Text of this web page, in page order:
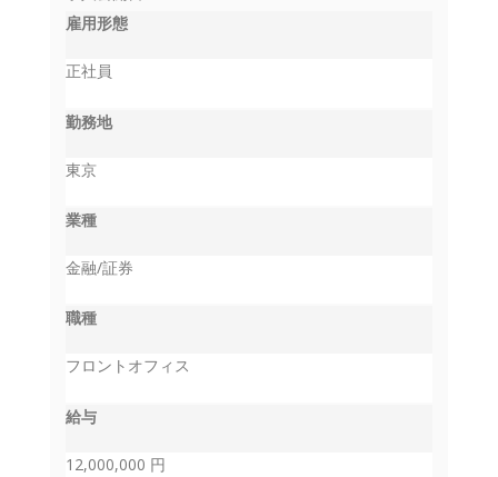
雇用形態
正社員
勤務地
東京
業種
金融/証券
職種
フロントオフィス
給与
12,000,000 円